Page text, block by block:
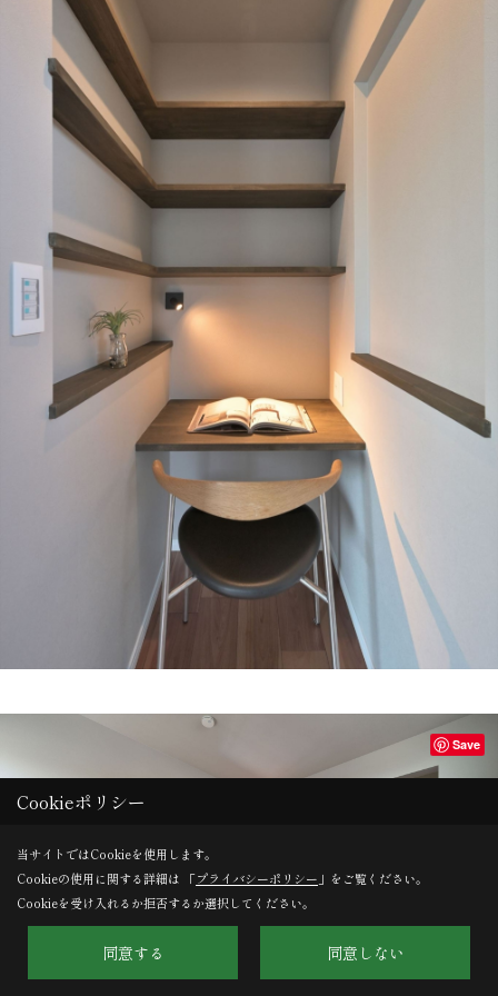
Save
Cookieポリシー
当サイトではCookieを使用します。
Cookieの使用に関する詳細は 「プライバシーポリシー 」をご覧ください。
Cookieを受け入れるか拒否するか選択してください。
同意する 同意しない